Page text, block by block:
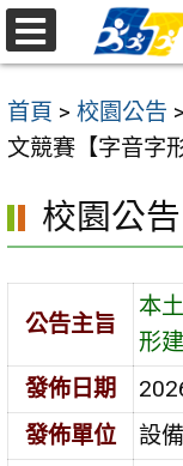
跳
至
要
內
區
首頁 > 校園公告 >
文競賽【字音字
校園公告
公告主旨
本
形
發佈日期
發佈單位
設
選
單